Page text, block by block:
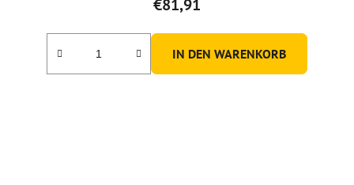
€81,91
IN DEN WARENKORB